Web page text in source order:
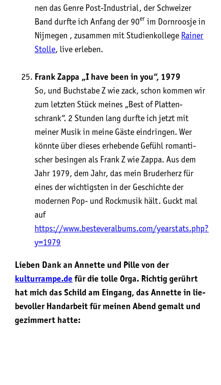
nen das Gen­re Post-Indus­tri­al, der Schwei­zer
Band durf­te ich Anfang der 90er im Dorn­roos­je in
Nij­me­gen , zusam­men mit Stu­di­en­kol­le­ge Rai­ner
Stol­le, live erleben.
Frank Zap­pa „I have been in you“, 1979
So, und Buch­sta­be Z wie zack, schon kom­men wir
zum letz­ten Stück mei­nes „Best of Plat­ten­
schrank“. 2 Stun­den lang durf­te ich jetzt mit
mei­ner Musik in mei­ne Gäs­te ein­drin­gen. Wer
könn­te über die­ses erhe­ben­de Gefühl roman­ti­
scher besin­gen als Frank Z wie Zap­pa. Aus dem
Jahr 1979, dem Jahr, das mein Bru­der­herz für
eines der wich­tigs­ten in der Geschich­te der
moder­nen Pop- und Rock­mu­sik hält. Guckt mal
auf
https://www.besteveralbums.com/yearstats.php?
y=1979
Lie­ben Dank an Annet­te und Pil­le von der
kulturrampe.de für die tol­le Orga. Rich­tig gerührt
hat mich das Schild am Ein­gang, das Annet­te in lie­
be­vol­ler Hand­ar­beit für meinen Abend gemalt und
gezim­mert hatte: